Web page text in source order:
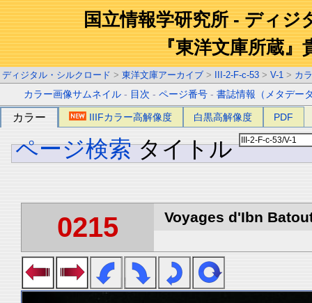
国立情報学研究所 - ディジ
『東洋文庫所蔵』
ディジタル・シルクロード > 東洋文庫アーカイブ > III-2-F-c-53 > V-1 > カ
カラー画像サムネイル - 目次 -ページ番号 -書誌情報（メタデー
カラー IIIFカラー高解像度 白黒高解像度 PDF
ページ検索 タイトル
0215 Voyages d'Ibn